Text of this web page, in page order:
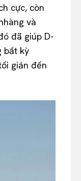
cực, còn
và
đã giúp D-
bất kỳ
giản đến